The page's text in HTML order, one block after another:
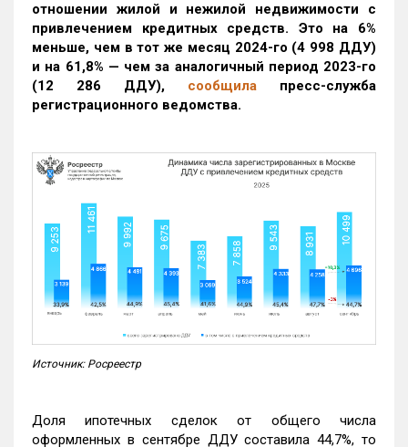
отношении жилой и нежилой недвижимости с
привлечением кредитных средств. Это на 6%
меньше, чем в тот же месяц 2024-го (4 998 ДДУ)
и на 61,8% — чем за аналогичный период 2023-го
(12 286 ДДУ), сообщила пресс-служба
регистрационного ведомства.
Источник: Росреестр
Доля ипотечных сделок от общего числа
оформленных в сентябре ДДУ составила 44,7%, то